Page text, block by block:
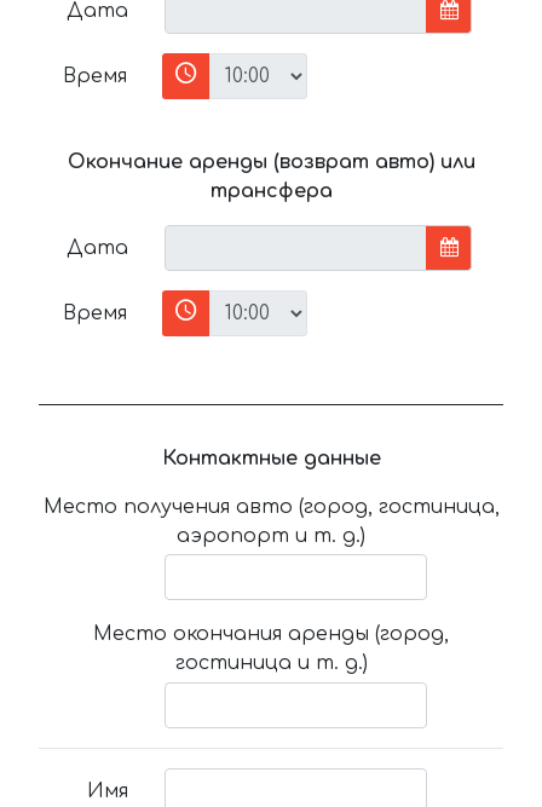
Дата
Время
Окончание аренды (возврат авто) или
трансфера
Дата
Время
Контактные данные
Место получения авто (город, гостиница,
аэропорт и т. д.)
Место окончания аренды (город,
гостиница и т. д.)
Имя